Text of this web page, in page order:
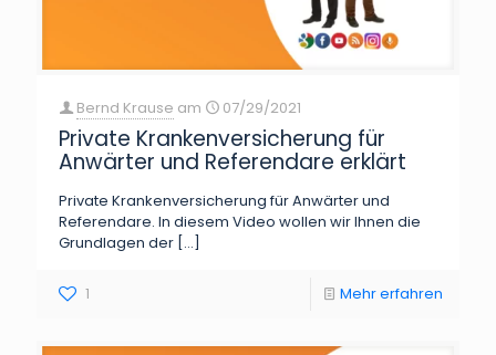
Bernd Krause am 07/29/2021
Private Krankenversicherung für
Anwärter und Referendare erklärt
Private Krankenversicherung für Anwärter und
Referendare. In diesem Video wollen wir Ihnen die
Grundlagen der […]
1 Mehr erfahren